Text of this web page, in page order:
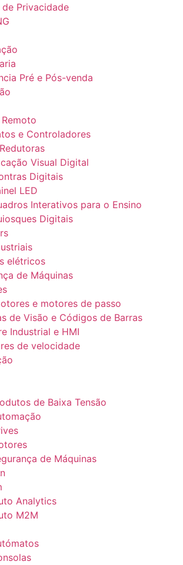
Privacidade
Pré e Pós-venda
e Controladores
Visual Digital
Digitais
LED
Interativos para o Ensino
Digitais
elétricos
de Máquinas
e motores de passo
de Visão e Códigos de Barras
Industrial e HMI
de velocidade
de Baixa Tensão
de Máquinas
Analytics
M2M